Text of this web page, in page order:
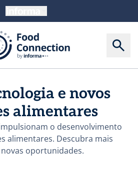
e novos
alimentares
o desenvolvimento
alimentares. Descubra mais
oportunidades.